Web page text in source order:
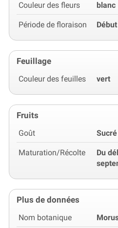
Couleur des fleurs blanc
Période de floraison
Feuillage
Couleur des feuilles vert
Fruits
Goût Sucré
Maturation/Récolte
Du
Plus de données
Nom botanique